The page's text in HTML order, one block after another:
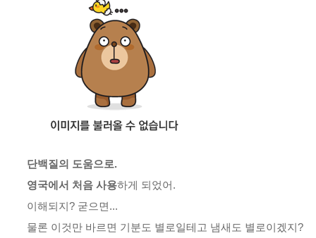
단백질의 도움으로.
영국에서 처음 사용하게 되었어.
이해되지? 굳으면...
물론 이것만 바르면 기분도 별로일테고 냄새도 별로이겠지?